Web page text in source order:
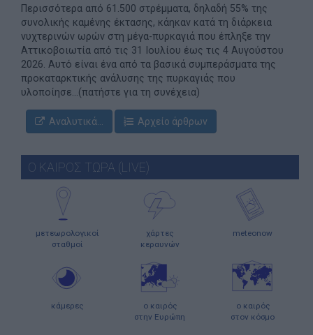
Περισσότερα από 61.500 στρέμματα, δηλαδή 55% της
συνολικής καμένης έκτασης, κάηκαν κατά τη διάρκεια
νυχτερινών ωρών στη μέγα-πυρκαγιά που έπληξε την
Αττικοβοιωτία από τις 31 Ιουλίου έως τις 4 Αυγούστου
2026. Αυτό είναι ένα από τα βασικά συμπεράσματα της
προκαταρκτικής ανάλυσης της πυρκαγιάς που
υλοποίησε...(πατήστε για τη συνέχεια)
Αναλυτικά... Αρχείο άρθρων
Ο ΚΑΙΡΟΣ ΤΩΡΑ (LIVE)
μετεωρολογικοί
σταθμοί
χάρτες
κεραυνών
meteonow
κάμερες
ο καιρός
στην Ευρώπη
ο καιρός
στον κόσμο